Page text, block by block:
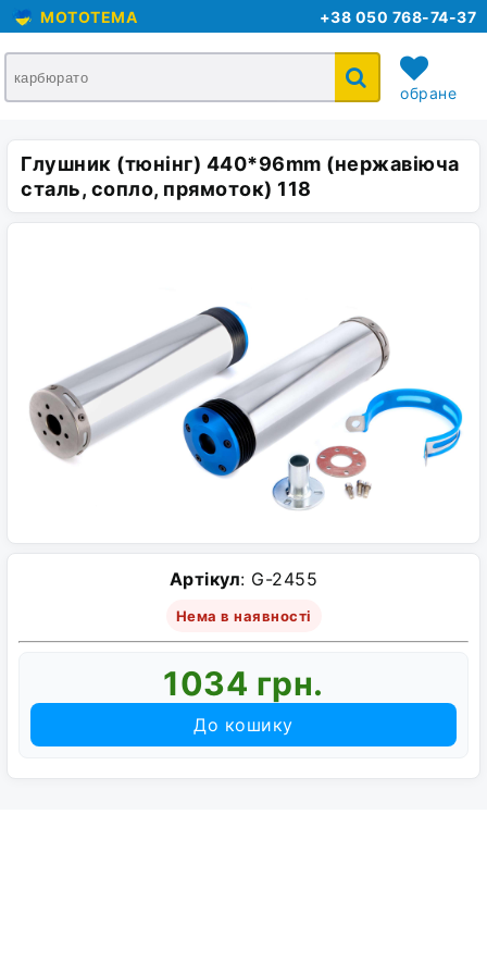
MOTOTEMA +38 050 768-74-37
обране
кошик
Глушник (тюнінг) 440*96mm (нержавіюча
сталь, сопло, прямоток) 118
Артікул: G-2455
Нема в наявності
1034 грн.
До кошику